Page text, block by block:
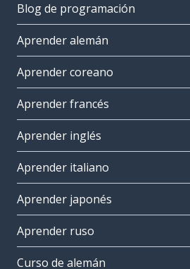
Blog de programación
Aprender alemán
Aprender coreano
Aprender francés
Aprender inglés
Aprender italiano
Aprender japonés
Aprender ruso
Curso de alemán